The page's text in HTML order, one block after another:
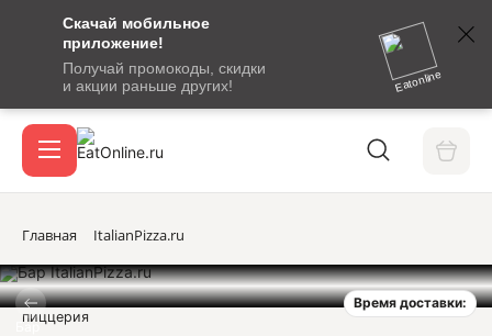
Скачай мобильное
приложение!
Получай промокоды, скидки
и акции раньше других!
Eatonline
сообщение
кодом
подтверждения
Вход / регистрация
Акции
Главная ItalianPizza.ru
Время доставки:
Бар
пиццерия